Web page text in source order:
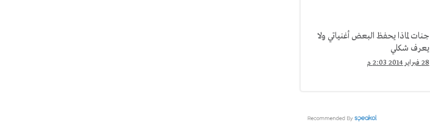
جنات لماذا يحفظ البعض أغنياتي ولا
يعرف شكلي
28 فبراير 2014 2:03 م